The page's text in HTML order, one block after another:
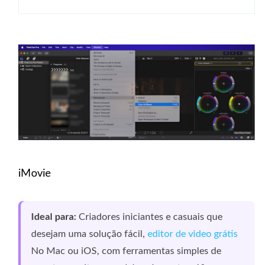
iMovie
Ideal para: Criadores iniciantes e casuais que
desejam uma solução fácil, editor de video grátis
No Mac ou iOS, com ferramentas simples de